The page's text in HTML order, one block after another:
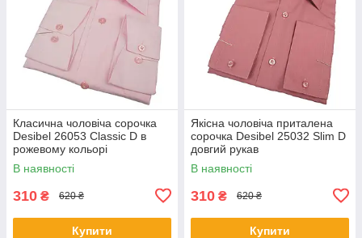
Класична чоловіча сорочка
Desibel 26053 Classic D в
рожевому кольорі
В наявності
310 ₴ 620 ₴
Купити
Якісна чоловіча приталена
сорочка Desibel 25032 Slim D
довгий рукав
В наявності
310 ₴ 620 ₴
Купити